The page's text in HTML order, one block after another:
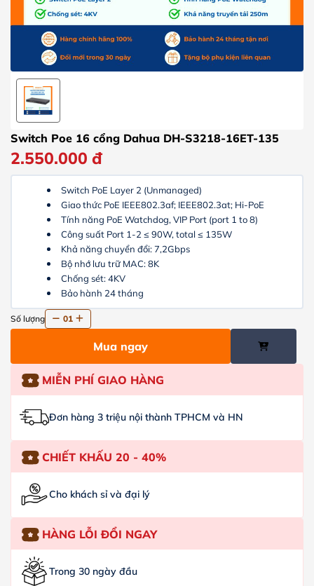
Switch Poe 16 cổng Dahua DH-S3218-16ET-135
2.550.000 đ
Switch PoE Layer 2 (Unmanaged)
Giao thức PoE IEEE802.3af; IEEE802.3at; Hi-PoE
Tính năng PoE Watchdog, VIP Port (port 1 to 8)
Công suất Port 1-2 ≤ 90W, total ≤ 135W
Khả năng chuyển đổi: 7,2Gbps
Bộ nhớ lưu trữ MAC: 8K
Chống sét: 4KV
Bảo hành 24 tháng
Số lượng 01
Mua ngay
MIỄN PHÍ GIAO HÀNG
Đơn hàng 3 triệu nội thành TPHCM và HN
CHIẾT KHẤU 20 - 40%
Cho khách sỉ và đại lý
HÀNG LỖI ĐỔI NGAY
Trong 30 ngày đầu